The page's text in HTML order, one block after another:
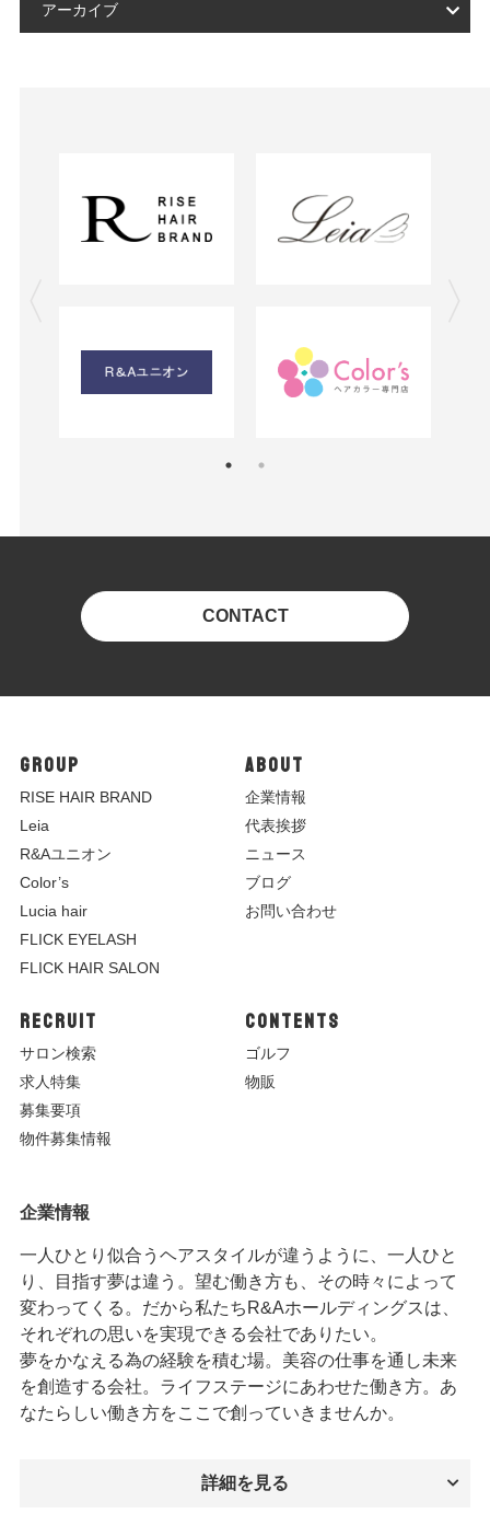
アーカイブ
CONTACT
GROUP
RISE HAIR BRAND
Leia
R&Aユニオン
Color’s
Lucia hair
FLICK EYELASH
FLICK HAIR SALON
ABOUT
企業情報
代表挨拶
ニュース
ブログ
お問い合わせ
RECRUIT
サロン検索
求人特集
募集要項
物件募集情報
CONTENTS
ゴルフ
物販
企業情報
一人ひとり似合うヘアスタイルが違うように、一人ひと
り、目指す夢は違う。望む働き方も、その時々によって
変わってくる。だから私たちR&Aホールディングスは、
それぞれの思いを実現できる会社でありたい。
夢をかなえる為の経験を積む場。美容の仕事を通し未来
を創造する会社。ライフステージにあわせた働き方。あ
なたらしい働き方をここで創っていきませんか。
詳細を見る